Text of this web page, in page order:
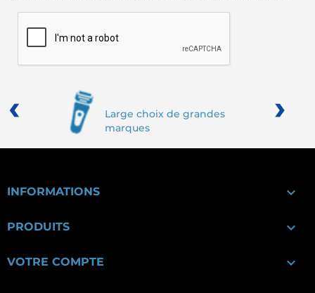
Large choix de grandes
marques
‹ ›
INFORMATIONS 
PRODUITS 
VOTRE COMPTE 